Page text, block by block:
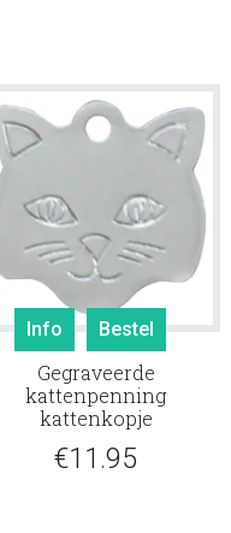
Info Bestel
Gegraveerde
kattenpenning
kattenkopje
€11.95